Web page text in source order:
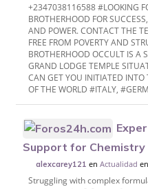
+2347038116588 #LOOKING
BROTHERHOOD FOR
AND POWER. CONTACT THE
FREE FROM POVERTY AND
BROTHERHOOD OCCULT IS A
GRAND LODGE TEMPLE
CAN GET YOU INITIATED
OF THE WORLD #ITALY,
Support for Chemistry
alexcarey121 enActualidad
Struggling with complex